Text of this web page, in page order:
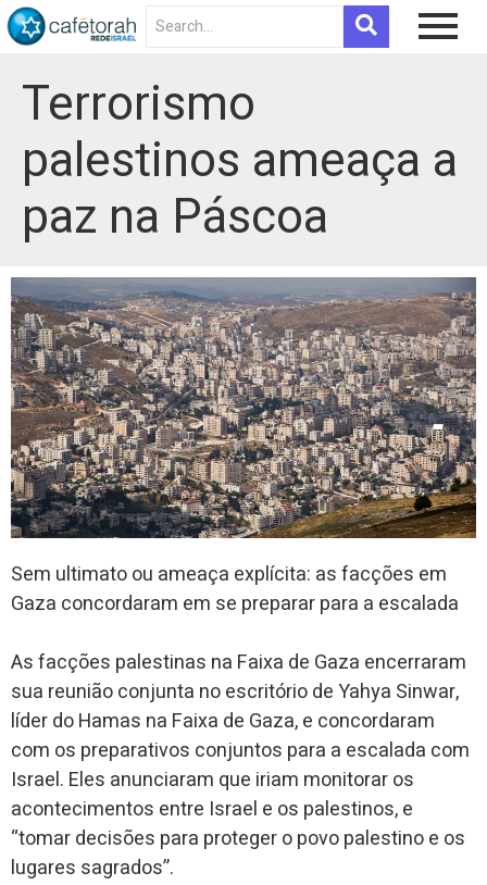
Terrorismo
palestinos ameaça a
paz na Páscoa
Sem ultimato ou ameaça explícita: as facções em
Gaza concordaram em se preparar para a escalada
As facções palestinas na Faixa de Gaza encerraram
sua reunião conjunta no escritório de Yahya Sinwar,
líder do Hamas na Faixa de Gaza, e concordaram
com os preparativos conjuntos para a escalada com
Israel. Eles anunciaram que iriam monitorar os
acontecimentos entre Israel e os palestinos, e
“tomar decisões para proteger o povo palestino e os
lugares sagrados”.